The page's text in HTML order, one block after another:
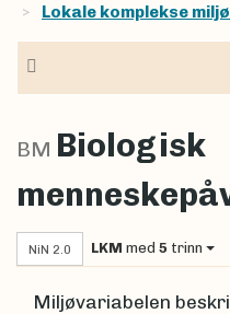
Lokale komplekse
BM Biologisk
NiN 2.0 LKM med 5 trinn
Miljøvariabelen